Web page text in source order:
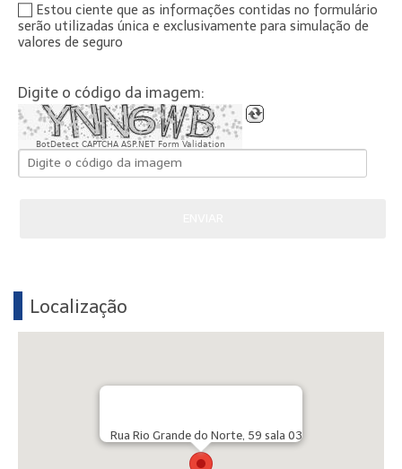
Estou ciente que as informações contidas no formulário
serão utilizadas única e exclusivamente para simulação de
valores de seguro
Digite o código da imagem:
BotDetect CAPTCHA ASP.NET Form Validation
Localização
Rua Rio Grande do Norte, 59 sala 03